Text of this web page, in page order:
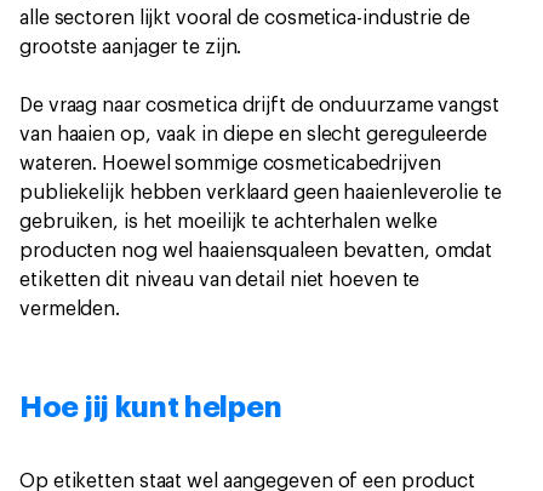
alle sectoren lijkt vooral de cosmetica-industrie de
grootste aanjager te zijn.
De vraag naar cosmetica drijft de onduurzame vangst
van haaien op, vaak in diepe en slecht gereguleerde
wateren. Hoewel sommige cosmeticabedrijven
publiekelijk hebben verklaard geen haaienleverolie te
gebruiken, is het moeilijk te achterhalen welke
producten nog wel haaiensqualeen bevatten, omdat
etiketten dit niveau van detail niet hoeven te
vermelden.
Hoe jij kunt helpen
Op etiketten staat wel aangegeven of een product